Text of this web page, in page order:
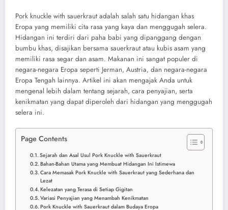
Pork knuckle with sauerkraut adalah salah satu hidangan khas
Eropa yang memiliki cita rasa yang kaya dan menggugah selera.
Hidangan ini terdiri dari paha babi yang dipanggang dengan
bumbu khas, disajikan bersama sauerkraut atau kubis asam yang
memiliki rasa segar dan asam. Makanan ini sangat populer di
negara-negara Eropa seperti Jerman, Austria, dan negara-negara
Eropa Tengah lainnya. Artikel ini akan mengajak Anda untuk
mengenal lebih dalam tentang sejarah, cara penyajian, serta
kenikmatan yang dapat diperoleh dari hidangan yang menggugah
selera ini.
Page Contents
Sejarah dan Asal Usul Pork Knuckle with Sauerkraut
Bahan-Bahan Utama yang Membuat Hidangan Ini Istimewa
Cara Memasak Pork Knuckle with Sauerkraut yang Sederhana dan
Lezat
Kelezatan yang Terasa di Setiap Gigitan
Variasi Penyajian yang Menambah Kenikmatan
Pork Knuckle with Sauerkraut dalam Budaya Eropa